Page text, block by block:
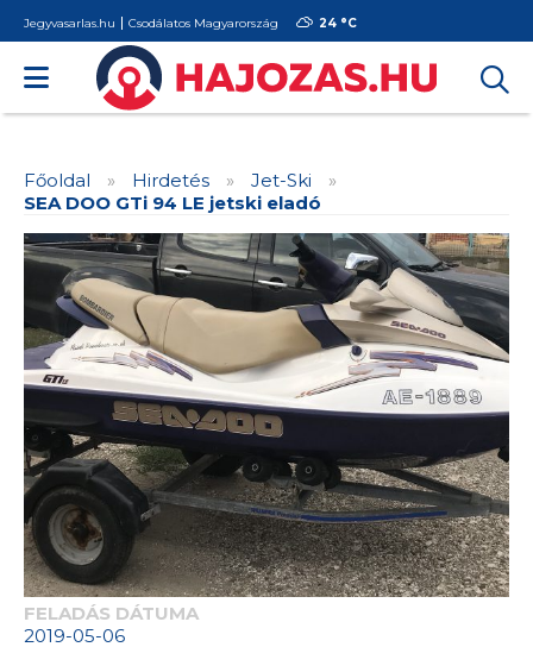
Jegyvasarlas.hu Csodálatos Magyarország 24 °C
Főoldal » Hirdetés » Jet-Ski
»
SEA DOO GTi 94 LE jetski eladó
FELADÁS DÁTUMA
2019-05-06